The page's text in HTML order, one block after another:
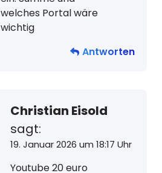
welches Portal wäre
wichtig
Antworten
Christian Eisold
sagt:
19. Januar 2026 um 18:17 Uhr
Youtube 20 euro